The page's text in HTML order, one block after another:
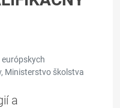
Ministerstvo školstva
a